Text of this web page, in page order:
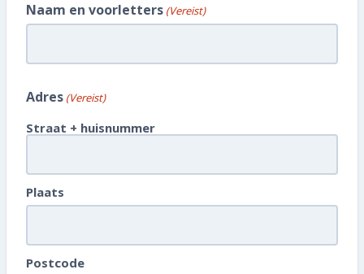
Naam en voorletters (Vereist)
Adres (Vereist)
Straat + huisnummer
Plaats
Postcode
Contact
SNEL REGELEN